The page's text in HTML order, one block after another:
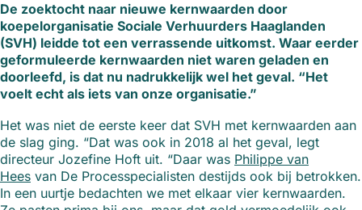
De zoektocht naar nieuwe kernwaarden door
koepelorganisatie Sociale Verhuurders Haaglanden
(SVH) leidde tot een verrassende uitkomst. Waar eerder
geformuleerde kernwaarden niet waren geladen en
doorleefd, is dat nu nadrukkelijk wel het geval. “Het
voelt echt als iets van onze organisatie.”
Het was niet de eerste keer dat SVH met kernwaarden aan
de slag ging. “Dat was ook in 2018 al het geval, legt
directeur Jozefine Hoft uit. “Daar was Philippe van
Hees van De Processpecialisten destijds ook bij betrokken.
In een uurtje bedachten we met elkaar vier kernwaarden.